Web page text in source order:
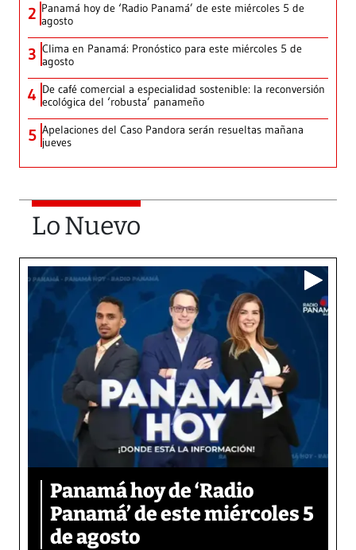
2 Panamá hoy de ‘Radio Panamá’ de este miércoles 5 de
agosto
3 Clima en Panamá: Pronóstico para este miércoles 5 de
agosto
4 De café comercial a especialidad sostenible: la reconversión
ecológica del ‘robusta’ panameño
5 Apelaciones del Caso Pandora serán resueltas mañana
jueves
Lo Nuevo
Panamá hoy de ‘Radio
Panamá’ de este miércoles 5
de agosto